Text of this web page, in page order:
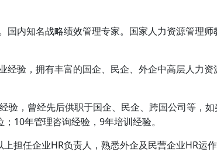
国内知名战略绩效管理专家。国家人力资源管理
经验，拥有丰富的国企、民企、外企中高层人力
验，曾经先后供职于国企、民企、跨国公司等，
10年管理咨询经验，9年培训经验。
担任企业HR负责人，熟悉外企及民营企业HR运